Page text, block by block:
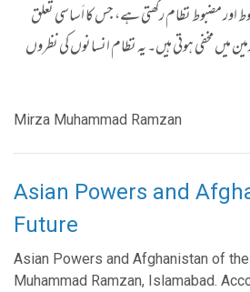
اور مضبوط نظام رکھتی ہے، جس کا اَساسی تعلق
مخفی ہوتی ہیں۔ یہ نظام انسانوں کی نظروں
Mirza Muhammad Ramzan
Asian Powers and
Future
Asian Powers and Afghanistan of
Muhammad Ramzan, Islamabad.